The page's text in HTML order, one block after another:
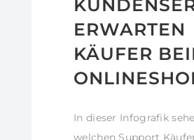
ERWARTEN
KÄUFER
In dieser Infografik
welchen Support